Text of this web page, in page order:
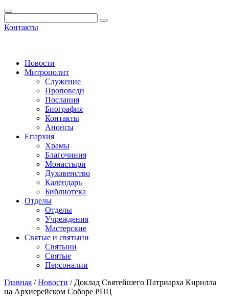
Контакты
Новости
Митрополит
Служение
Проповеди
Послания
Биография
Контакты
Анонсы
Епархия
Храмы
Благочиния
Монастыри
Духовенство
Календарь
Библиотека
Отделы
Отделы
Учреждения
Мастерские
Святые и святыни
Cвятыни
Cвятые
Персоналии
Главная /Новости / Доклад Святейшего Патриарха Кирилла
на Архиерейском Соборе РПЦ